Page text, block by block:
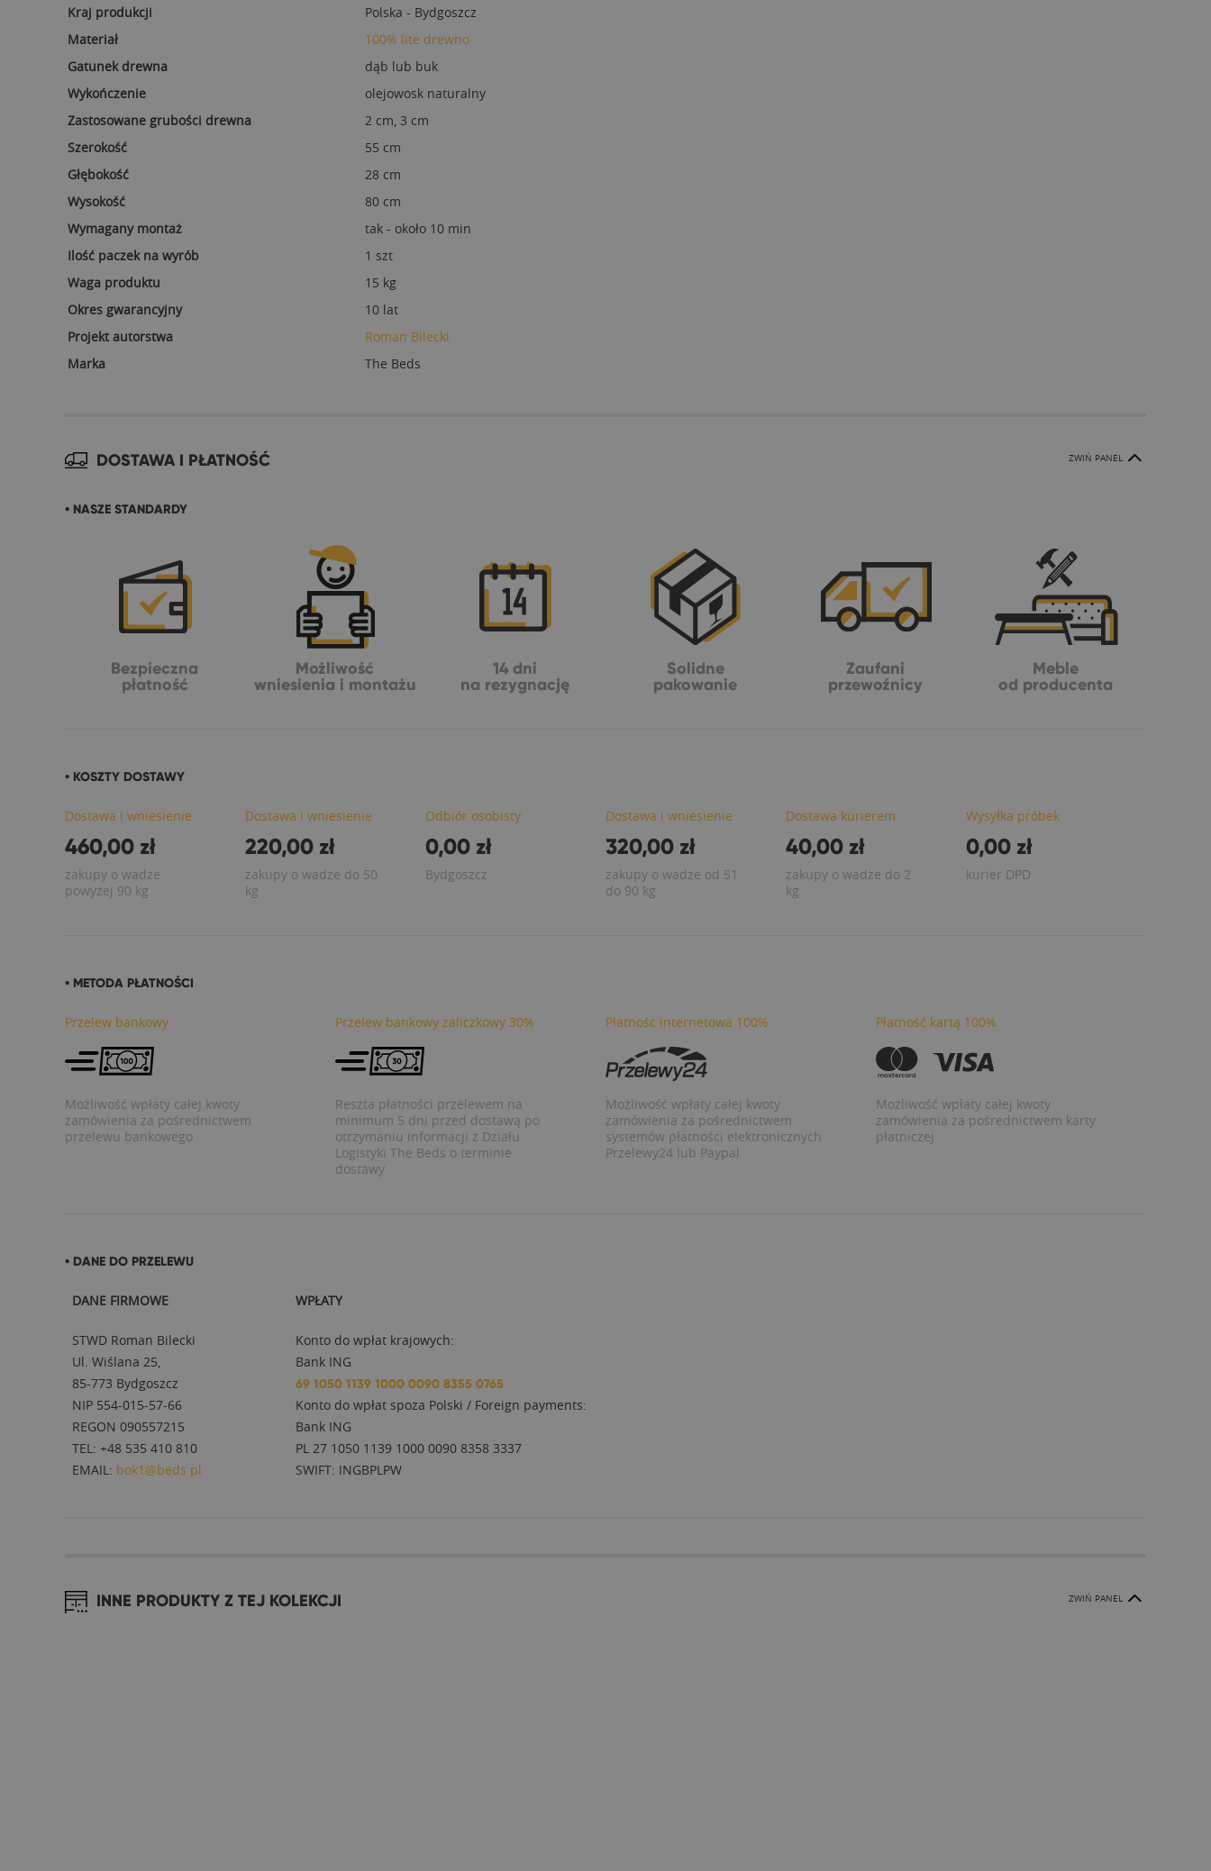
Kraj produkcji
Polska - Bydgoszcz
Materiał
100% lite drewno
Gatunek drewna
dąb lub buk
Wykończenie
olejowosk naturalny
Zastosowane grubości drewna
2 cm, 3 cm
Szerokość
55 cm
Głębokość
28 cm
Wysokość
80 cm
Wymagany montaż
tak - około 10 min
Ilość paczek na wyrób
1 szt
Waga produktu
15 kg
Okres gwarancyjny
10 lat
Projekt autorstwa
Roman Bilecki
Marka
The Beds
DOSTAWA I PŁATNOŚĆ ZWIŃ PANEL
• NASZE STANDARDY
Bezpieczna
płatność
Możliwość
wniesienia i montażu
14 dni
na rezygnację
Solidne
pakowanie
Zaufani
przewoźnicy
Meble
od producenta
• KOSZTY DOSTAWY
Dostawa i wniesienie
460,00 zł
zakupy o wadze
powyżej 90 kg
Dostawa i wniesienie
220,00 zł
zakupy o wadze do 50
kg
Odbiór osobisty
0,00 zł
Bydgoszcz
Dostawa i wniesienie
320,00 zł
zakupy o wadze od 51
do 90 kg
Dostawa kurierem
40,00 zł
zakupy o wadze do 2
kg
Wysyłka próbek
0,00 zł
kurier DPD
• METODA PŁATNOŚCI
Przelew bankowy
Możliwość wpłaty całej kwoty
zamówienia za pośrednictwem
przelewu bankowego
Przelew bankowy zaliczkowy 30%
Reszta płatności przelewem na
minimum 5 dni przed dostawą po
otrzymaniu informacji z Działu
Logistyki The Beds o terminie
dostawy
Płatnośc internetowa 100%
Możliwość wpłaty całej kwoty
zamówienia za pośrednictwem
systemów płatności elektronicznych
Przelewy24 lub Paypal
Płatność kartą 100%
Możliwość wpłaty całej kwoty
zamówienia za pośrednictwem karty
płatniczej
• DANE DO PRZELEWU
DANE FIRMOWE
STWD Roman Bilecki
Ul. Wiślana 25,
85-773 Bydgoszcz
NIP 554-015-57-66
REGON 090557215
TEL: +48 535 410 810
EMAIL: bok1@beds.pl
WPŁATY
Konto do wpłat krajowych:
Bank ING
69 1050 1139 1000 0090 8355 0765
Konto do wpłat spoza Polski / Foreign payments:
Bank ING
PL 27 1050 1139 1000 0090 8358 3337
SWIFT: INGBPLPW
INNE PRODUKTY Z TEJ KOLEKCJI ZWIŃ PANEL